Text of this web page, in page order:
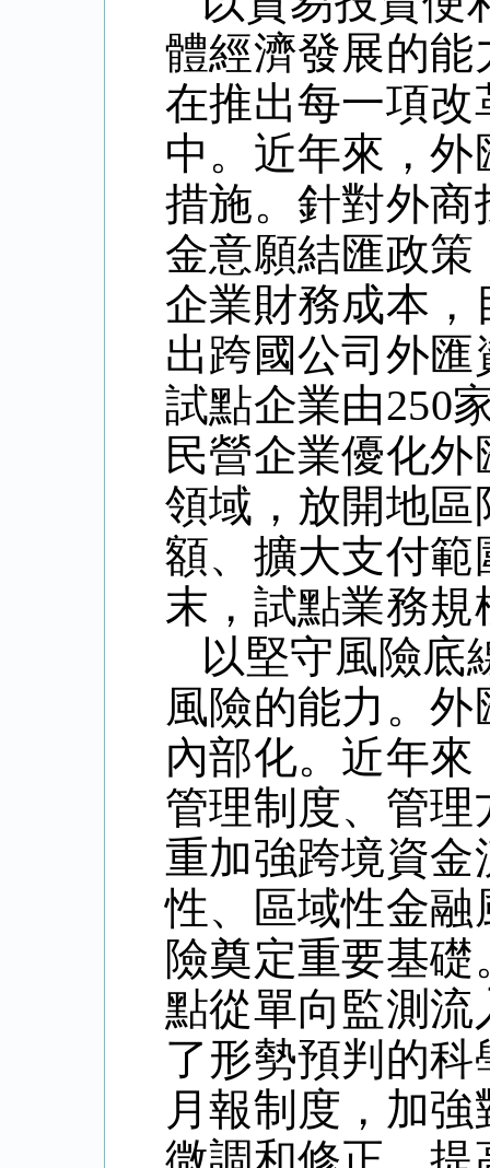
體經濟發展的
在推出每一項
中。近年來，
措施。針對外
金意願結匯政
企業財務成本
出跨國公司外匯
試點企業由250
民營企業優化
領域，放開地
額、擴大支付範
末，試點業務規
以堅守風險底
風險的能力。
內部化。近年
管理制度、管
重加強跨境資
性、區域性金
險奠定重要基
點從單向監測
了形勢預判的
月報制度，加